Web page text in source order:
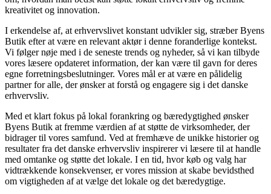
kreativitet og innovation.
I erkendelse af, at erhvervslivet konstant udvikler sig, stræber Byens
Butik efter at være en relevant aktør i denne foranderlige kontekst.
Vi følger nøje med i de seneste trends og nyheder, så vi kan tilbyde
vores læsere opdateret information, der kan være til gavn for deres
egne forretningsbeslutninger. Vores mål er at være en pålidelig
partner for alle, der ønsker at forstå og engagere sig i det danske
erhvervsliv.
Med et klart fokus på lokal forankring og bæredygtighed ønsker
Byens Butik at fremme værdien af at støtte de virksomheder, der
bidrager til vores samfund. Ved at fremhæve de unikke historier og
resultater fra det danske erhvervsliv inspirerer vi læsere til at handle
med omtanke og støtte det lokale. I en tid, hvor køb og valg har
vidtrækkende konsekvenser, er vores mission at skabe bevidsthed
om vigtigheden af at vælge det lokale og det bæredygtige.